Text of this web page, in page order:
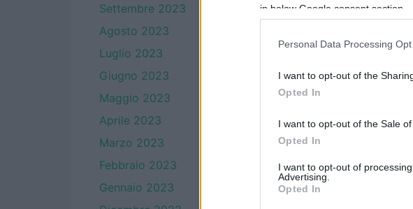
in below Google consent section.
Personal Data Processing
I want to opt-out of the
Opted In
I want to opt-out of the Sale
Opted In
I want to opt-out of
Advertising.
Opted In
Settembre 2023
Agosto 2023
Luglio 2023
Giugno 2023
Maggio 2023
Aprile 2023
Marzo 2023
Febbraio 2023
Gennaio 2023